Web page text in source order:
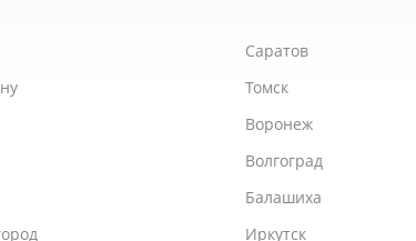
Саратов
Томск
Воронеж
Волгоград
Балашиха
Иркутск